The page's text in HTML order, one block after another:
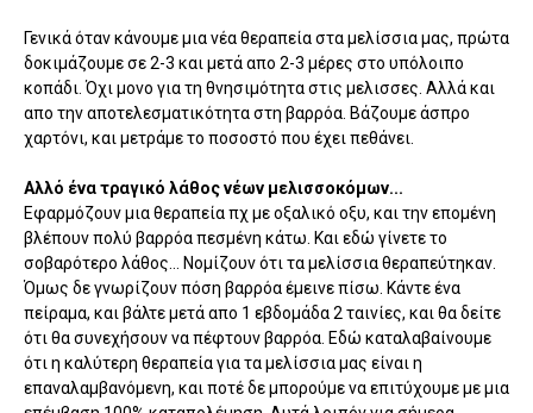
Γενικά όταν κάνουμε μια νέα θεραπεία στα μελίσσια μας, πρώτα
δοκιμάζουμε σε 2-3 και μετά απο 2-3 μέρες στο υπόλοιπο
κοπάδι. Όχι μονο για τη θνησιμότητα στις μελισσες. Αλλά και
απο την αποτελεσματικότητα στη βαρρόα. Βάζουμε άσπρο
χαρτόνι, και μετράμε το ποσοστό που έχει πεθάνει.
Αλλό ένα τραγικό λάθος νέων μελισσοκόμων...
Εφαρμόζουν μια θεραπεία πχ με οξαλικό οξυ, και την επομένη
βλέπουν πολύ βαρρόα πεσμένη κάτω. Και εδώ γίνετε το
σοβαρότερο λάθος... Νομίζουν ότι τα μελίσσια θεραπεύτηκαν.
Όμως δε γνωρίζουν πόση βαρρόα έμεινε πίσω. Κάντε ένα
πείραμα, και βάλτε μετά απο 1 εβδομάδα 2 ταινίες, και θα δείτε
ότι θα συνεχήσουν να πέφτουν βαρρόα. Εδώ καταλαβαίνουμε
ότι η καλύτερη θεραπεία για τα μελίσσια μας είναι η
επαναλαμβανόμενη, και ποτέ δε μπορούμε να επιτύχουμε με μια